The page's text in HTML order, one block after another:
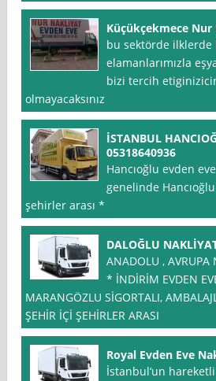
Küçükçekmece
bu sektörde
elamanlarımızla
bizi tercih
olmayacaksınız
İSTANBUL
05318640936
Hancıoğlu evden
genelinde
şehirler arası *
DALOĞLU
ANADOLU , AVRUPA
* İNDİRİM EVDEN
MARANGÖZLU SİGORTALI,
ŞEHİR İÇİ ŞEHİRLER ARASI
Royal Evden Eve
İstanbul‘un